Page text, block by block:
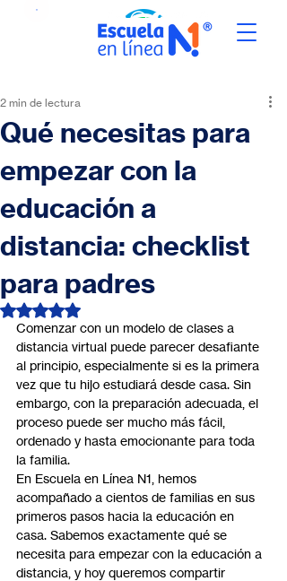
Qué necesitas para
empezar con la
educación a
distancia: checklist
para padres
2 min de lectura
Obtuvo NaN de 5 estrellas.
Comenzar con un modelo de clases a
distancia virtual puede parecer desafiante
al principio, especialmente si es la primera
vez que tu hijo estudiará desde casa. Sin
embargo, con la preparación adecuada, el
proceso puede ser mucho más fácil,
ordenado y hasta emocionante para toda
la familia.
En Escuela en Línea N1, hemos
acompañado a cientos de familias en sus
primeros pasos hacia la educación en
casa. Sabemos exactamente qué se
necesita para empezar con la educación a
distancia, y hoy queremos compartir